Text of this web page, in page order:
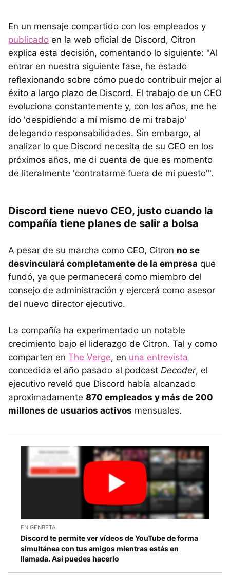
En un mensaje compartido con los empleados y
publicado en la web oficial de Discord, Citron
explica esta decisión, comentando lo siguiente: "Al
entrar en nuestra siguiente fase, he estado
reflexionando sobre cómo puedo contribuir mejor al
éxito a largo plazo de Discord. El trabajo de un CEO
evoluciona constantemente y, con los años, me he
ido 'despidiendo a mí mismo de mi trabajo'
delegando responsabilidades. Sin embargo, al
analizar lo que Discord necesita de su CEO en los
próximos años, me di cuenta de que es momento
de literalmente 'contratarme fuera de mi puesto'".
Discord tiene nuevo CEO, justo cuando la
compañía tiene planes de salir a bolsa
A pesar de su marcha como CEO, Citron no se
desvinculará completamente de la empresa que
fundó, ya que permanecerá como miembro del
consejo de administración y ejercerá como asesor
del nuevo director ejecutivo.
La compañía ha experimentado un notable
crecimiento bajo el liderazgo de Citron. Tal y como
comparten en The Verge, en una entrevista
concedida el año pasado al podcast Decoder, el
ejecutivo reveló que Discord había alcanzado
aproximadamente 870 empleados y más de 200
millones de usuarios activos mensuales.
EN GENBETA
Discord te permite ver vídeos de YouTube de forma
simultánea con tus amigos mientras estás en
llamada. Así puedes hacerlo